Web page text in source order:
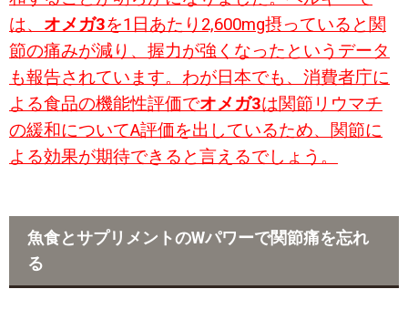
は、 オメガ3を1日あたり2,600mg摂っていると関
節の痛みが減り、握力が強くなったというデータ
も報告されています。わが日本でも、消費者庁に
よる食品の機能性評価でオメガ3は関節リウマチ
の緩和についてA評価を出しているため、関節に
よる効果が期待できると言えるでしょう。
魚食とサプリメントのWパワーで関節痛を忘れ
る